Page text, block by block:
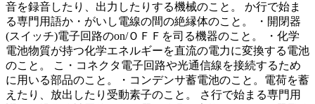
音を録音したり、出力したりする機械のこと。 か行で始ま
る専門用語か・がいし電線の間の絶縁体のこと。 ・開閉器
(スイッチ)電子回路のon/ＯＦＦを司る機器のこと。 ・化学
電池物質が持つ化学エネルギーを直流の電力に変換する電池
のこと。 こ・コネクタ電子回路や光通信線を接続するため
に用いる部品のこと。・コンデンサ蓄電池のこと。電荷を蓄
えたり、放出したり受動素子のこと。 さ行で始まる専門用